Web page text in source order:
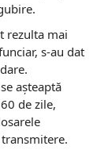
rezulta mai
s-au dat
așteaptă
de zile,